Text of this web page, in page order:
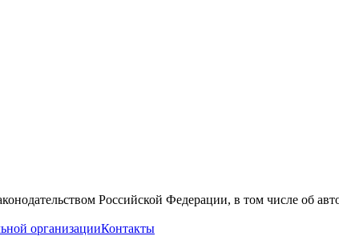
Российской Федерации, в том числе об
организацииКонтакты